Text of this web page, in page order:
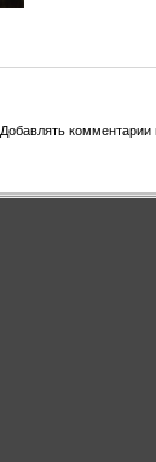
Добавлять комментарии